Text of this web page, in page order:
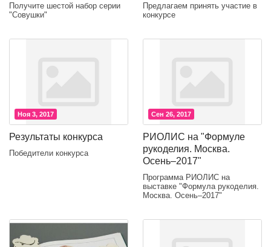
Получите шестой набор серии
"Совушки"
Предлагаем принять участие в
конкурсе
Ноя 3, 2017
Результаты конкурса
Победители конкурса
Сен 26, 2017
РИОЛИС на "Формуле
рукоделия. Москва.
Осень–2017"
Программа РИОЛИС на
выставке "Формула рукоделия.
Москва. Осень–2017"